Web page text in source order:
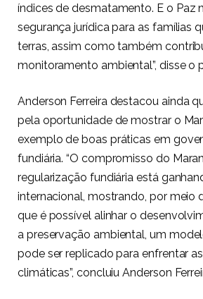
índices de desmatamento. E o Paz
segurança jurídica para as famílias
terras, assim como também
monitoramento ambiental”, disse o
Anderson Ferreira destacou ainda
pela oportunidade de mostrar o
exemplo de boas práticas em
fundiária. “O compromisso do
regularização fundiária está
internacional, mostrando, por meio
que é possível alinhar o
a preservação ambiental, um
pode ser replicado para enfrentar
climáticas”, concluiu Anderson